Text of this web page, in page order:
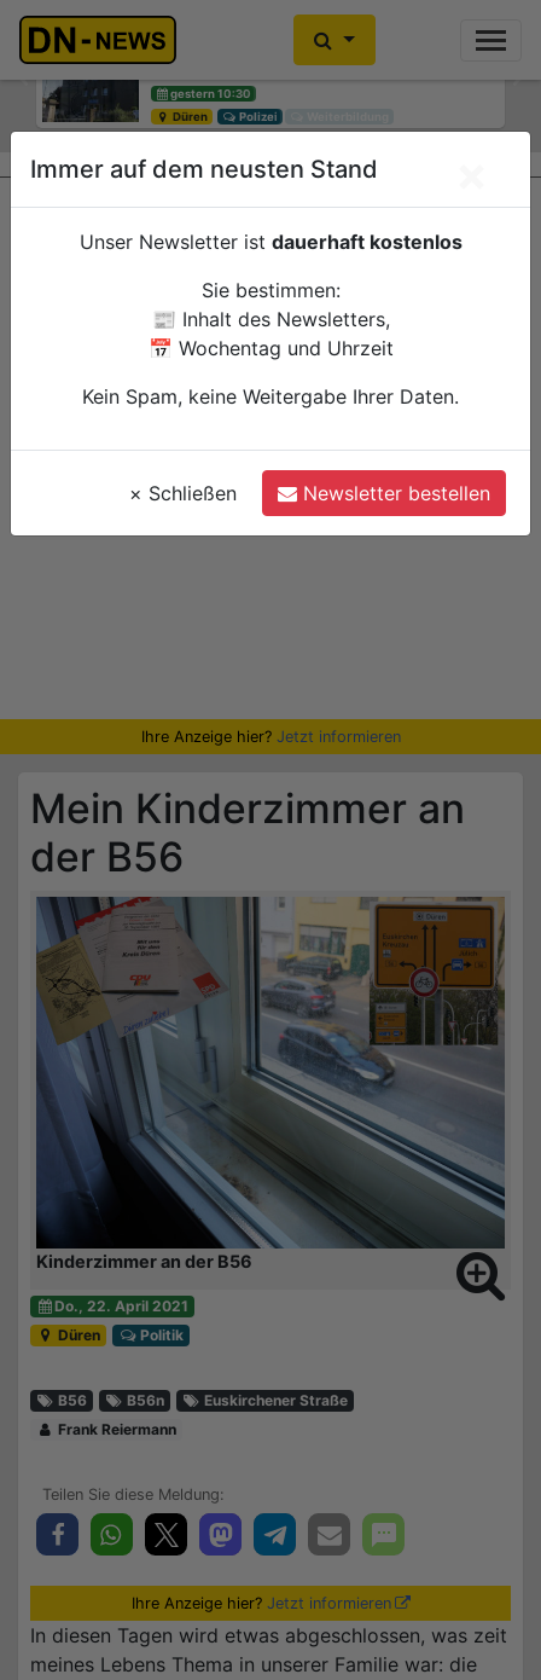
Einbrecher im Kleiderschrank
gefunden
gestern 10:30
Düren
Polizei
Previous
Ihre Anzeige hier? Jetzt informieren
Mein Kinderzimmer an
der B56
Kinderzimmer an der B56
Do., 22. April 2021
Düren
Politik
B56 B56n
Euskirchener Straße
Frank Reiermann
Ihre Anzeige hier? Jetzt informieren
In diesen Tagen wird etwas abgeschlossen, was zeit
meines Lebens Thema in unserer Familie war: die
Immer auf dem neusten Stand
Unser Newsletter ist dauerhaft kostenlos
Sie bestimmen:
📰 Inhalt des Newsletters,
📅 Wochentag und Uhrzeit
Kein Spam, keine Weitergabe Ihrer Daten.
× Schließen Newsletter bestellen